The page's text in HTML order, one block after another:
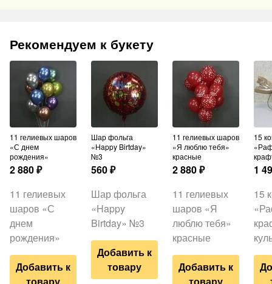
Рекомендуем к букету
11 гелиевых шаров
«С днем
рождения»
2 880₽
11 гелиевых
шаров «С
днем
рождения»
Добавить к
Шар фольга
«Happy Birtday»
№3
560₽
Шар фольга
«Happy
Birtday» №3
Добавить к
товару
11 гелиевых шаров
«Я люблю тебя»
красные
2 880₽
11 гелиевых
шаров «Я
люблю тебя»
красные
Добавить к
15 конфет
1
15